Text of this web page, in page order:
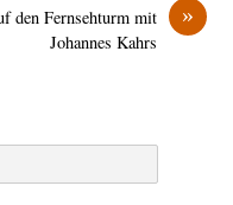
»
den Fernsehturm mit
Johannes Kahrs